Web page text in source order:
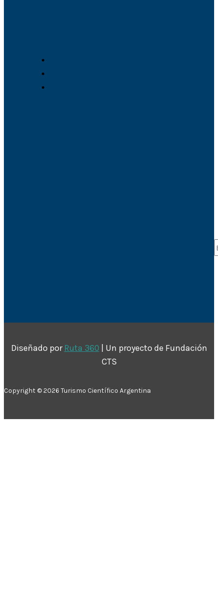
Diseñado porRuta 360 | Un proyecto de Fundación
CTS
Copyright © 2026 Turismo Científico Argentina